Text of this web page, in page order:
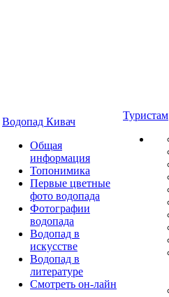
Водопад Кивач
Общая
информация
Топонимика
Первые цветные
фото водопада
Фотографии
водопада
Водопад в
искусстве
Водопад в
литературе
Смотреть он-лайн
Туристам